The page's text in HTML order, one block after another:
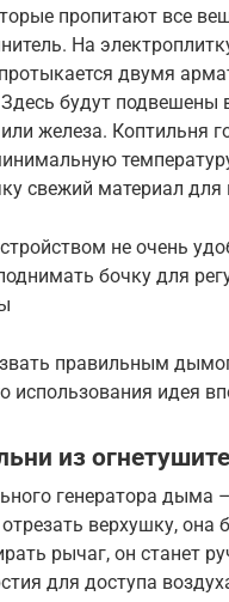
пропитают все
На
двумя
будут
железа. Коптильня
свежий материал для
не очень
бочку для
правильным
использования идея
из
генератора дыма
верхушку, она
рычаг, он станет
для доступа